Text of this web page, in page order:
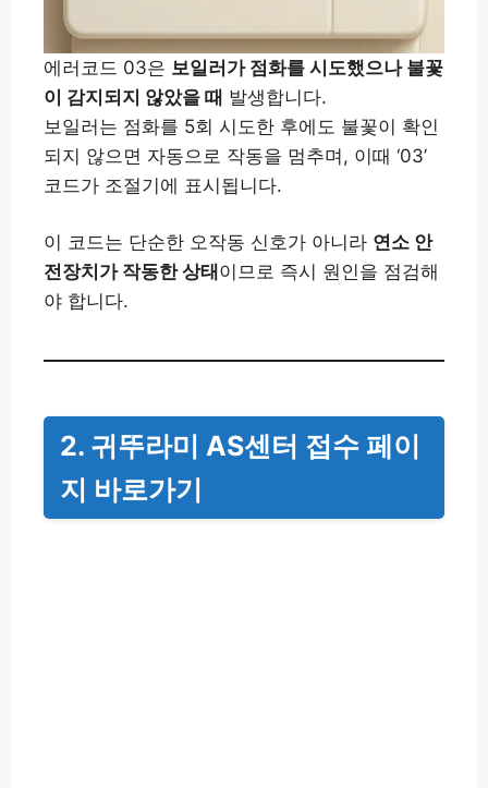
에러코드 03은 보일러가 점화를 시도했으나 불꽃
이 감지되지 않았을 때 발생합니다.
보일러는 점화를 5회 시도한 후에도 불꽃이 확인
되지 않으면 자동으로 작동을 멈추며, 이때 ‘03’
코드가 조절기에 표시됩니다.
이 코드는 단순한 오작동 신호가 아니라 연소 안
전장치가 작동한 상태이므로 즉시 원인을 점검해
야 합니다.
2. 귀뚜라미 AS센터 접수 페이
지 바로가기